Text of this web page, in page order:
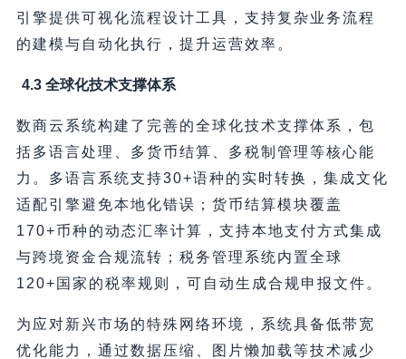
引擎提供可视化流程设计工具，支持复杂业务流程
的建模与自动化执行，提升运营效率。
4.3 全球化技术支撑体系
数商云系统构建了完善的全球化技术支撑体系，包
括多语言处理、多货币结算、多税制管理等核心能
力。多语言系统支持30+语种的实时转换，集成文化
适配引擎避免本地化错误；货币结算模块覆盖
170+币种的动态汇率计算，支持本地支付方式集成
与跨境资金合规流转；税务管理系统内置全球
120+国家的税率规则，可自动生成合规申报文件。
为应对新兴市场的特殊网络环境，系统具备低带宽
优化能力，通过数据压缩、图片懒加载等技术减少